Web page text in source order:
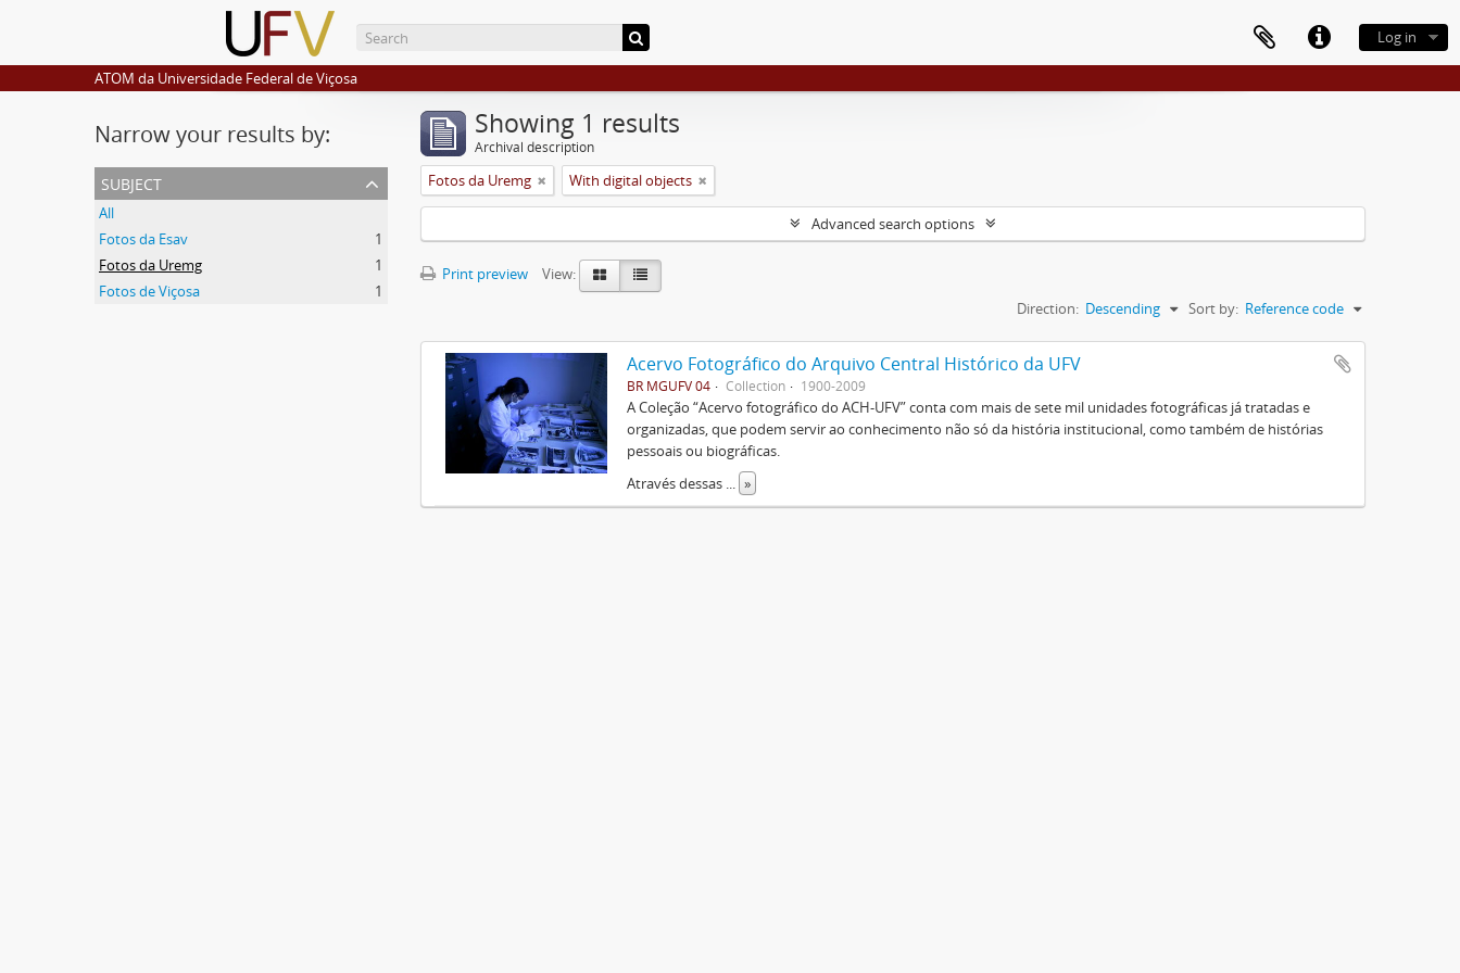
Log in
ATOM da Universidade Federal de Viçosa
Narrow your results by:
subject
All
Fotos da Esav
1
Fotos da Uremg
1
Fotos de Viçosa
1
Showing 1 results
Archival description
Fotos da Uremg With digital objects
Advanced search options
Print preview
View:
Sort by: Reference code
Direction: Descending
Acervo Fotográfico do Arquivo Central Histórico da UFV
BR MGUFV 04 Collection 1900-2009
A Coleção “Acervo fotográfico do ACH-UFV” conta com mais de sete mil unidades fotográficas já tratadas e
organizadas, que podem servir ao conhecimento não só da história institucional, como também de histórias
pessoais ou biográficas.
Através dessas
»